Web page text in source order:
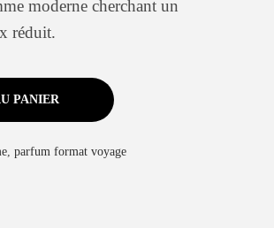
moderne cherchant un
réduit.
PANIER
, parfum format voyage